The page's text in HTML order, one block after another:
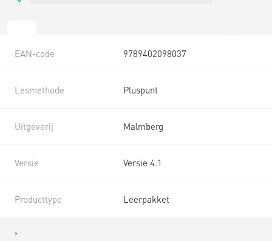
EAN-code 9789402098037
Lesmethode Pluspunt
Uitgeverij Malmberg
Versie Versie 4.1
Producttype Leerpakket